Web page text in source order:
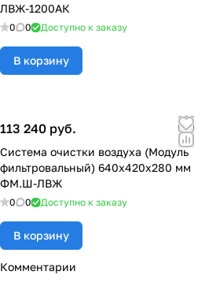
ЛВЖ-1200АК
0 0 Доступно к заказу
В корзину
113 240 руб.
Система очистки воздуха (Модуль
фильтровальный) 640х420х280 мм
ФМ.Ш-ЛВЖ
0 0 Доступно к заказу
В корзину
Комментарии